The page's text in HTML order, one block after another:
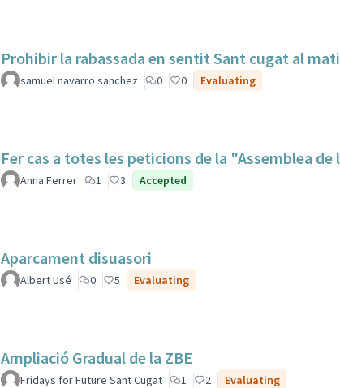
Prohibir la rabassada en sentit Sant cugat al mati
samuel navarro sanchez 0 0 Evaluating
Fer cas a totes les peticions de la "Assemblea
Anna Ferrer 1 3 Accepted
Aparcament disuasori
Albert Usé 0 5 Evaluating
Ampliació Gradual de la ZBE
Fridays for Future Sant Cugat 1 2 Evaluating